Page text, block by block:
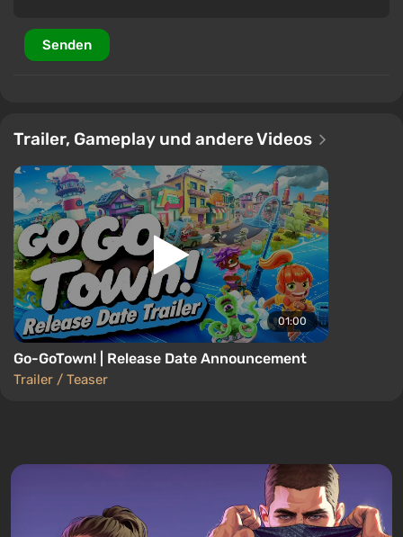
Senden
Trailer, Gameplay und andere Videos
01:00
Go-GoTown! | Release Date Announcement
Trailer / Teaser